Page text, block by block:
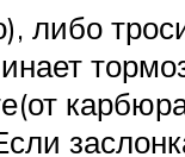
либо